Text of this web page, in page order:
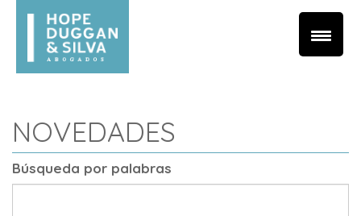
NOVEDADES
Búsqueda por palabras